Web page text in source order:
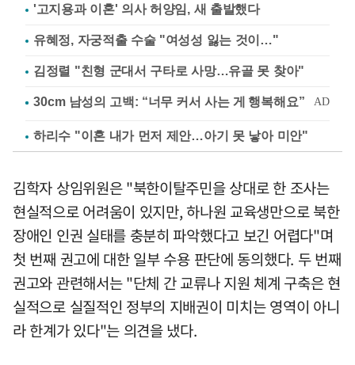
'고지용과 이혼' 의사 허양임, 새 출발했다
유혜정, 자궁적출 수술 "여성성 잃는 것이…"
김정렬 "친형 군대서 구타로 사망…유골 못 찾아"
하리수 "이혼 내가 먼저 제안…아기 못 낳아 미안"
김학자 상임위원은 "북한이탈주민을 상대로 한 조사는
현실적으로 어려움이 있지만, 하나원 교육생만으로 북한
장애인 인권 실태를 충분히 파악했다고 보긴 어렵다"며
첫 번째 권고에 대한 일부 수용 판단에 동의했다. 두 번째
권고와 관련해서는 "단체 간 교류나 지원 체계 구축은 현
실적으로 실질적인 정부의 지배권이 미치는 영역이 아니
라 한계가 있다"는 의견을 냈다.